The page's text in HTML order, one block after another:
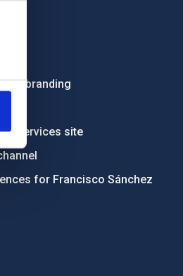
branding
services site
for Francisco Sánchez